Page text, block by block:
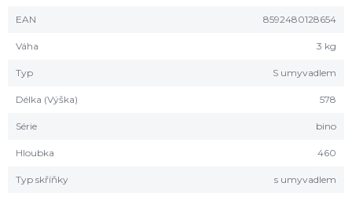
EAN 8592480128654
Váha 3 kg
Typ S umyvadlem
Délka (Výška) 578
Série bino
Hloubka 460
Typ skříňky s umyvadlem